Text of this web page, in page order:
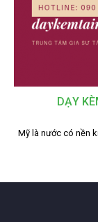
DẠY
Mỹ là nước có nền